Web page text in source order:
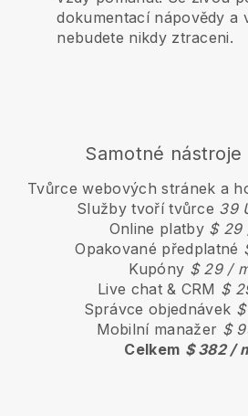
dokumentací nápovědy a
nebudete nikdy ztraceni.
Samotné
Tvůrce webových stránek a
Služby tvoří tvůrce 39
Online platby $ 29
Opakované předplatné
Kupóny $ 29 /
Live chat & CRM $
Správce objednávek
Mobilní manažer $
Celkem $ 382 /